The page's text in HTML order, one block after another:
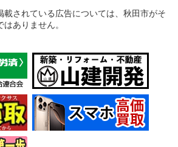
載されている広告については、秋田市がそ
ありません。